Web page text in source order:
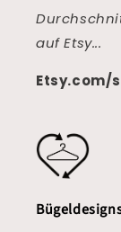
auf Etsy...
Etsy.com/